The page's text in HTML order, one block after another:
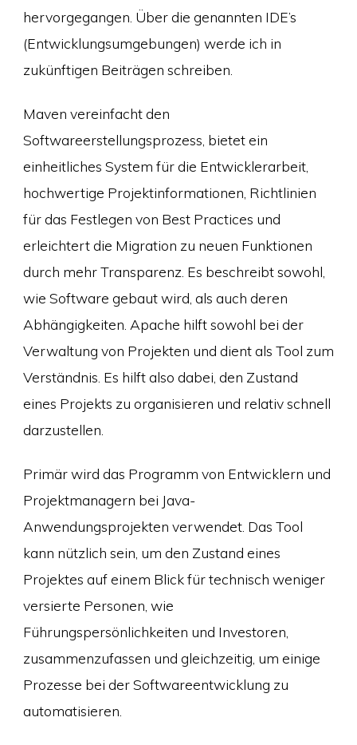
hervorgegangen. Über die genannten IDE’s
(Entwicklungsumgebungen) werde ich in
zukünftigen Beiträgen schreiben.
Maven vereinfacht den
Softwareerstellungsprozess, bietet ein
einheitliches System für die Entwicklerarbeit,
hochwertige Projektinformationen, Richtlinien
für das Festlegen von Best Practices und
erleichtert die Migration zu neuen Funktionen
durch mehr Transparenz. Es beschreibt sowohl,
wie Software gebaut wird, als auch deren
Abhängigkeiten. Apache hilft sowohl bei der
Verwaltung von Projekten und dient als Tool zum
Verständnis. Es hilft also dabei, den Zustand
eines Projekts zu organisieren und relativ schnell
darzustellen.
Primär wird das Programm von Entwicklern und
Projektmanagern bei Java-
Anwendungsprojekten verwendet. Das Tool
kann nützlich sein, um den Zustand eines
Projektes auf einem Blick für technisch weniger
versierte Personen, wie
Führungspersönlichkeiten und Investoren,
zusammenzufassen und gleichzeitig, um einige
Prozesse bei der Softwareentwicklung zu
automatisieren.